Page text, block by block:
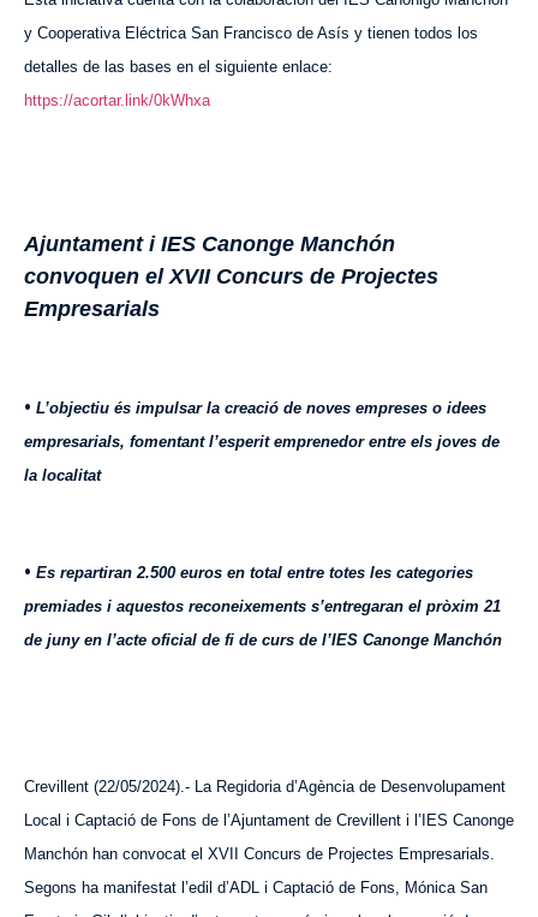
y Cooperativa Eléctrica San Francisco de Asís y tienen todos los
detalles de las bases en el siguiente enlace:
https://acortar.link/0kWhxa
Ajuntament i IES Canonge Manchón
convoquen el XVII Concurs de Projectes
Empresarials
• L’objectiu és impulsar la creació de noves empreses o idees
empresarials, fomentant l’esperit emprenedor entre els joves de
la localitat
• Es repartiran 2.500 euros en total entre totes les categories
premiades i aquestos reconeixements s’entregaran el pròxim 21
de juny en l’acte oficial de fi de curs de l’IES Canonge Manchón
Crevillent (22/05/2024).- La Regidoria d’Agència de Desenvolupament
Local i Captació de Fons de l’Ajuntament de Crevillent i l’IES Canonge
Manchón han convocat el XVII Concurs de Projectes Empresarials.
Segons ha manifestat l’edil d’ADL i Captació de Fons, Mónica San